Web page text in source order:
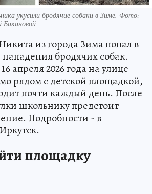
укусили бродячие собаки в Зиме. Фото:
Бакановой
из города Зима попал в
нападения бродячих собак.
апреля 2026 года на улице
рядом с детской площадкой,
почти каждый день. После
школьнику предстоит
Подробности - в
площадку